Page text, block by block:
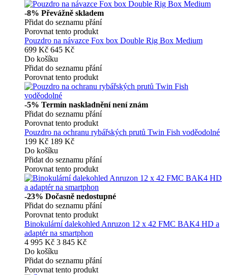
-8% Převážně skladem
Přidat do seznamu přání
Porovnat tento produkt
Pouzdro na návazce Fox box Double Rig Box Medium
699 Kč 645 Kč
Do košíku
Přidat do seznamu přání
Porovnat tento produkt
-5% Termín naskladnění není znám
Přidat do seznamu přání
Porovnat tento produkt
Pouzdro na ochranu rybářských prutů Twin Fish voděodolné
199 Kč 189 Kč
Do košíku
Přidat do seznamu přání
Porovnat tento produkt
-23% Dočasně nedostupné
Přidat do seznamu přání
Porovnat tento produkt
Binokulární dalekohled Anruzon 12 x 42 FMC BAK4 HD a
adaptér na smartphon
4 995 Kč 3 845 Kč
Do košíku
Přidat do seznamu přání
Porovnat tento produkt